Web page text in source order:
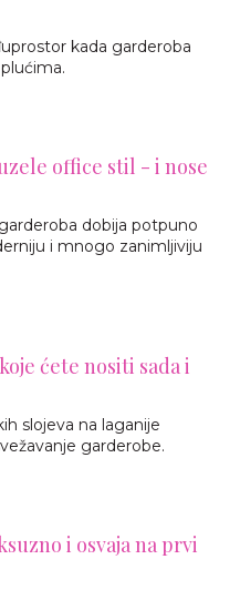
kada garderoba
office stil - i nose
dobija potpuno
i mnogo zanimljiviju
ćete nositi sada i
slojeva na laganije
garderobe.
i osvaja na prvi